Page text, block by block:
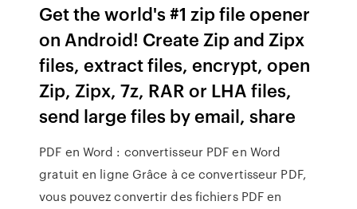
Get the world's #1 zip file opener
on Android! Create Zip and Zipx
files, extract files, encrypt, open
Zip, Zipx, 7z, RAR or LHA files,
send large files by email, share
PDF en Word : convertisseur PDF en Word
gratuit en ligne Grâce à ce convertisseur PDF,
vous pouvez convertir des fichiers PDF en